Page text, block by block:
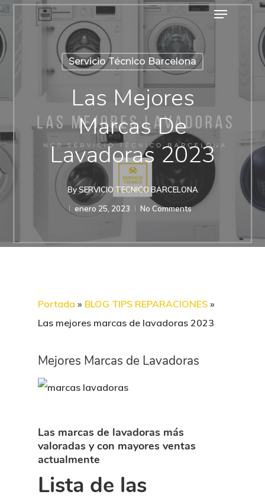
Skip
to
content
Menu
Servicio Técnico Barcelona
Las Mejores
Marcas De
Lavadoras 2023
By SERVICIO TECNICO BARCELONA
enero 25, 2023
No Comments
Portada » BLOG TIPS REPARACIONES »
Las mejores marcas de lavadoras 2023
Mejores Marcas de Lavadoras
Las marcas de lavadoras más
valoradas y con mayores ventas
actualmente
Lista de las